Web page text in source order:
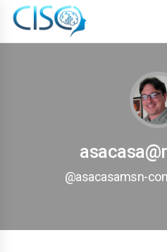
@asacasamsn-